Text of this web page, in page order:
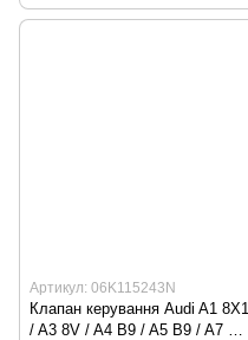
Артикул: 06K115243N
Клапан керування Audi A1 8X1
/ A3 8V / A4 B9 / A5 B9 / A7 C8